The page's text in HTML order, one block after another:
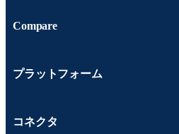
Compare
プラットフォーム
コネクタ